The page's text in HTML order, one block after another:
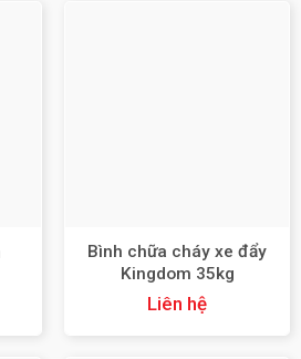
Bình chữa cháy xe đẩy
Kingdom 35kg
MFTZL35ABC
Liên hệ